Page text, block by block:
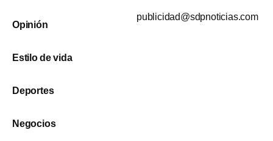
Opinión
Estilo de vida
Deportes
Negocios
publicidad@sdpnoticias.com